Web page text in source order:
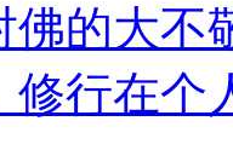
佛的大不
修行在个